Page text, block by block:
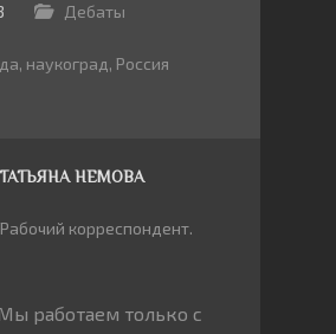
Дебаты
, наукоград, Россия
ТАТЬЯНА НЕМОВА
Рабочий корреспондент.
работаем только с